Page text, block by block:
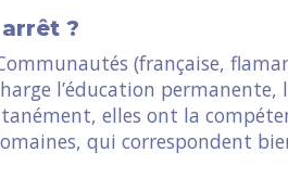
?
(française,
l’éducation permanente,
elles ont la
qui correspondent